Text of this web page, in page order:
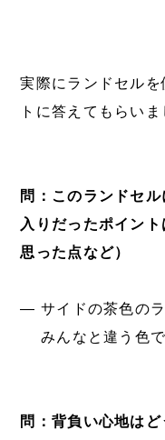
実際にランドセル
トに答えてもらいま
問：このランドセ
入りだったポイン
思った点など）
― サイドの茶色のラ
みんなと違う色で
問：背負い心地は